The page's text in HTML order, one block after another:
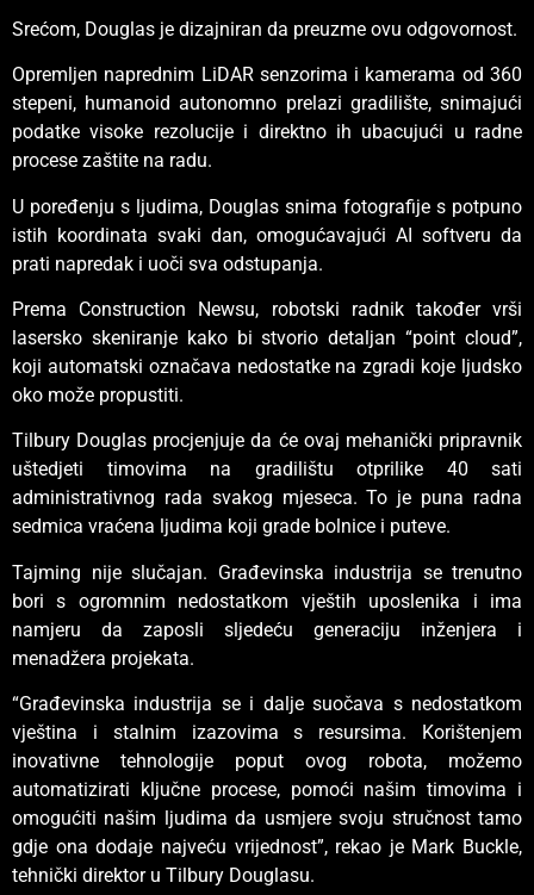
Srećom, Douglas je dizajniran da preuzme ovu odgovornost.
Opremljen naprednim LiDAR senzorima i kamerama od 360
stepeni, humanoid autonomno prelazi gradilište, snimajući
podatke visoke rezolucije i direktno ih ubacujući u radne
procese zaštite na radu.
U poređenju s ljudima, Douglas snima fotografije s potpuno
istih koordinata svaki dan, omogućavajući AI softveru da
prati napredak i uoči sva odstupanja.
Prema Construction Newsu, robotski radnik također vrši
lasersko skeniranje kako bi stvorio detaljan “point cloud”,
koji automatski označava nedostatke na zgradi koje ljudsko
oko može propustiti.
Tilbury Douglas procjenjuje da će ovaj mehanički pripravnik
uštedjeti timovima na gradilištu otprilike 40 sati
administrativnog rada svakog mjeseca. To je puna radna
sedmica vraćena ljudima koji grade bolnice i puteve.
Tajming nije slučajan. Građevinska industrija se trenutno
bori s ogromnim nedostatkom vještih uposlenika i ima
namjeru da zaposli sljedeću generaciju inženjera i
menadžera projekata.
“Građevinska industrija se i dalje suočava s nedostatkom
vještina i stalnim izazovima s resursima. Korištenjem
inovativne tehnologije poput ovog robota, možemo
automatizirati ključne procese, pomoći našim timovima i
omogućiti našim ljudima da usmjere svoju stručnost tamo
gdje ona dodaje najveću vrijednost”, rekao je Mark Buckle,
tehnički direktor u Tilbury Douglasu.